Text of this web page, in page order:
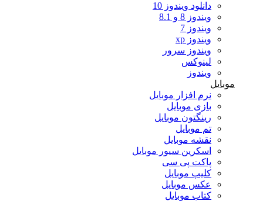
دانلود ویندوز 10
ویندوز 8 و 8.1
ویندوز 7
ویندوز xp
ویندوز سرور
لینوکس
ویندوز
موبایل
نرم افزار موبایل
بازی موبایل
رینگتون موبایل
تم موبایل
نقشه موبایل
اسکرین سیور موبایل
پاکت پی سی
کلیپ موبایل
عکس موبایل
کتاب موبایل